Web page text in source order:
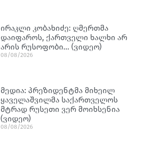
ირაკლი კობახიძე: ღმერთმა
დაიფაროს, ქართველი ხალხი არ
არის რუსოფობი… (ვიდეო)
08/08/2026
მედია: პრეზიდენტმა მიხეილ
ყაველაშვილმა საქართველოს
მტრად რუსეთი ვერ მოიხსენია
(ვიდეო)
08/08/2026